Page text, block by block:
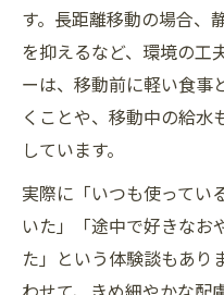
す。長距離移動の場合、
を抑えるなど、環境の工
ーは、移動前に軽い食事
くことや、移動中の給水
しています。
実際に「いつも使ってい
いた」「途中で好きなお
た」という体験談もあり